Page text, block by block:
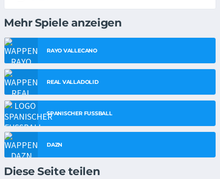
Mehr Spiele anzeigen
RAYO VALLECANO
REAL VALLADOLID
SPANISCHER FUSSBALL
DAZN
Diese Seite teilen